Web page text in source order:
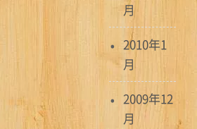
月
2010年1
月
2009年12
月